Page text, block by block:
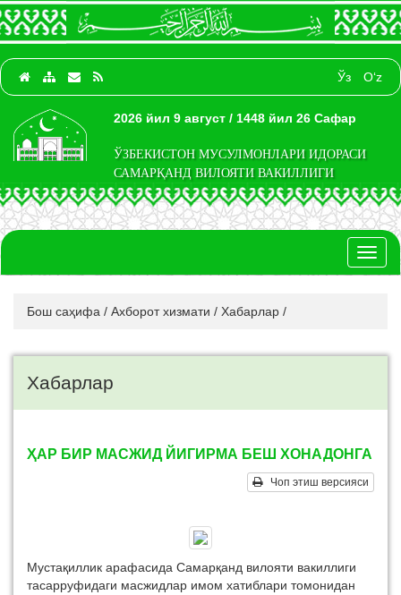
Ўз O‘z
2026 йил 9 август / 1448 йил 26 Сафар
ЎЗБЕКИСТОН МУСУЛМОНЛАРИ ИДОРАСИ
САМАРҚАНД ВИЛОЯТИ ВАКИЛЛИГИ
Бош саҳифа / Ахборот хизмати / Хабарлар /
Хабарлар
ҲАР БИР МАСЖИД ЙИГИРМА БЕШ ХОНАДОНГА
Чоп этиш версияси
Мустақиллик арафасида Самарқанд вилояти вакиллиги
тасарруфидаги масжидлар имом хатиблари томонидан